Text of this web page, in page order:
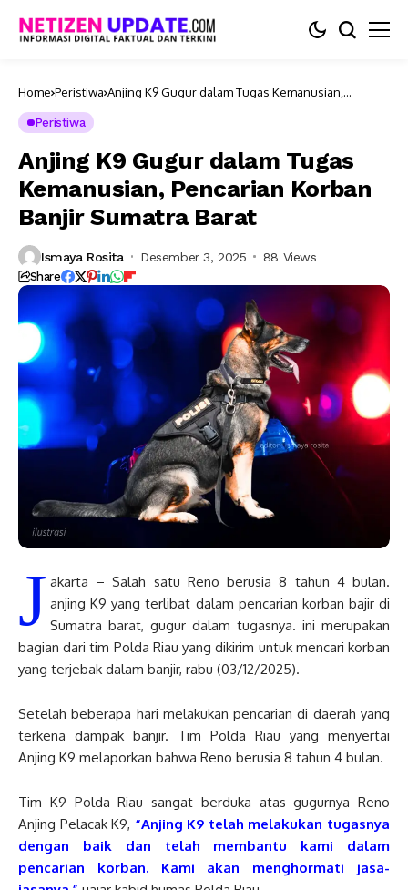
Home Peristiwa Anjing K9 Gugur dalam Tugas Kemanusian,
Peristiwa
Anjing K9 Gugur dalam Tugas
Kemanusian, Pencarian Korban
Banjir Sumatra Barat
Ismaya Rosita Desember 3, 2025 88 Views
Share
J akarta – Salah satu Reno berusia 8 tahun 4 bulan.
anjing K9 yang terlibat dalam pencarian korban bajir di
Sumatra barat, gugur dalam tugasnya. ini merupakan
bagian dari tim Polda Riau yang dikirim untuk mencari korban
yang terjebak dalam banjir, rabu (03/12/2025).
Setelah beberapa hari melakukan pencarian di daerah yang
terkena dampak banjir. Tim Polda Riau yang menyertai
Anjing K9 melaporkan bahwa Reno berusia 8 tahun 4 bulan.
Tim K9 Polda Riau sangat berduka atas gugurnya Reno
Anjing Pelacak K9, “Anjing K9 telah melakukan tugasnya
dengan baik dan telah membantu kami dalam
pencarian korban. Kami akan menghormati jasa-